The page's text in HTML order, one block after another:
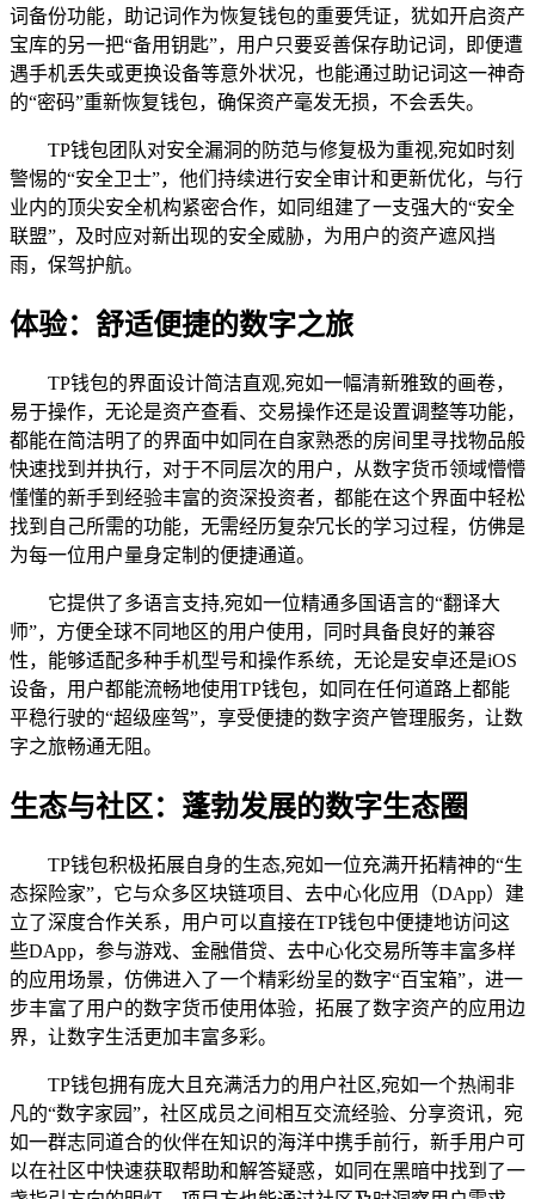
词备份功能，助记词作为恢复钱包的重要凭证，犹如开启资产
宝库的另一把“备用钥匙”，用户只要妥善保存助记词，即便遭
遇手机丢失或更换设备等意外状况，也能通过助记词这一神奇
的“密码”重新恢复钱包，确保资产毫发无损，不会丢失。
TP钱包团队对安全漏洞的防范与修复极为重视,宛如时刻
警惕的“安全卫士”，他们持续进行安全审计和更新优化，与行
业内的顶尖安全机构紧密合作，如同组建了一支强大的“安全
联盟”，及时应对新出现的安全威胁，为用户的资产遮风挡
雨，保驾护航。
体验：舒适便捷的数字之旅
TP钱包的界面设计简洁直观,宛如一幅清新雅致的画卷，
易于操作，无论是资产查看、交易操作还是设置调整等功能，
都能在简洁明了的界面中如同在自家熟悉的房间里寻找物品般
快速找到并执行，对于不同层次的用户，从数字货币领域懵懵
懂懂的新手到经验丰富的资深投资者，都能在这个界面中轻松
找到自己所需的功能，无需经历复杂冗长的学习过程，仿佛是
为每一位用户量身定制的便捷通道。
它提供了多语言支持,宛如一位精通多国语言的“翻译大
师”，方便全球不同地区的用户使用，同时具备良好的兼容
性，能够适配多种手机型号和操作系统，无论是安卓还是iOS
设备，用户都能流畅地使用TP钱包，如同在任何道路上都能
平稳行驶的“超级座驾”，享受便捷的数字资产管理服务，让数
字之旅畅通无阻。
生态与社区：蓬勃发展的数字生态圈
TP钱包积极拓展自身的生态,宛如一位充满开拓精神的“生
态探险家”，它与众多区块链项目、去中心化应用（DApp）建
立了深度合作关系，用户可以直接在TP钱包中便捷地访问这
些DApp，参与游戏、金融借贷、去中心化交易所等丰富多样
的应用场景，仿佛进入了一个精彩纷呈的数字“百宝箱”，进一
步丰富了用户的数字货币使用体验，拓展了数字资产的应用边
界，让数字生活更加丰富多彩。
TP钱包拥有庞大且充满活力的用户社区,宛如一个热闹非
凡的“数字家园”，社区成员之间相互交流经验、分享资讯，宛
如一群志同道合的伙伴在知识的海洋中携手前行，新手用户可
以在社区中快速获取帮助和解答疑惑，如同在黑暗中找到了一